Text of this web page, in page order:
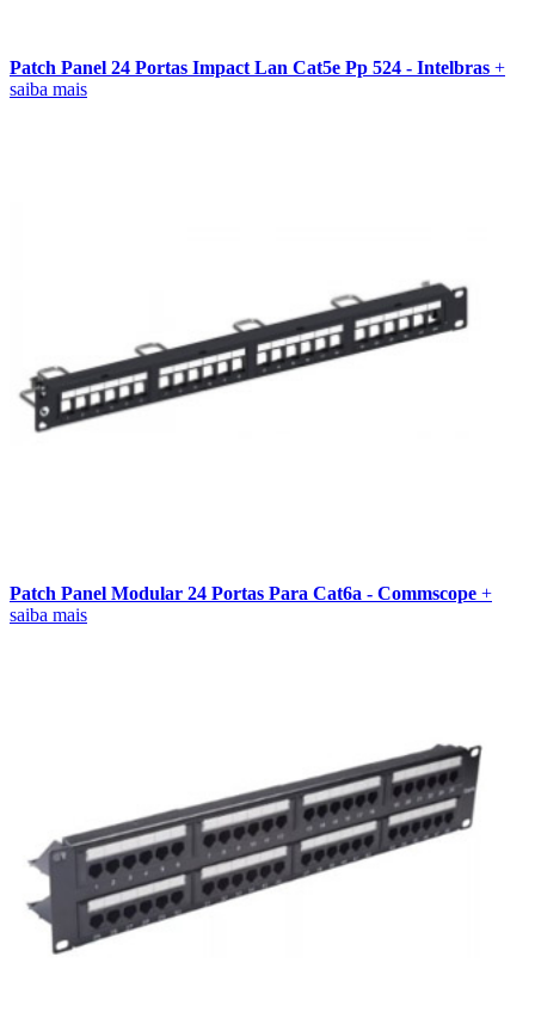
Patch Panel 24 Portas Impact Lan Cat5e Pp 524 - Intelbras +
saiba mais
Patch Panel Modular 24 Portas Para Cat6a - Commscope +
saiba mais